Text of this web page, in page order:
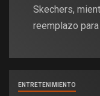
Skechers,
reemplazo
ENTRETENIMIENTO